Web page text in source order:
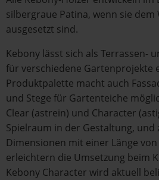
silbergraue Patina, wenn sie
ausgesetzt sind.
Kebony lässt sich als Terrassen-
für verschiedene Gartenprojekte
Produktpalette macht auch
und Stege für Gartenteiche
Clear (astrein) und Character
Spielraum in der Gestaltung, und
Dimensionen mit einer Länge von
erleichtern die Umsetzung beim
Kebony Character wird aktuell